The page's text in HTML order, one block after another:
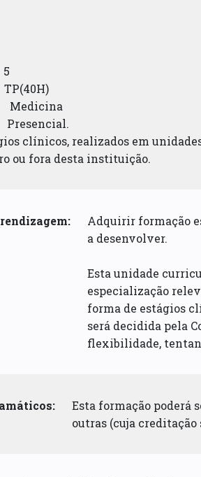
5
TP(40H)
Medicina
Presencial.
clínicos, realizados em
ou fora desta instituição.
Adquirir formação
a desenvolver.
Esta unidade
especialização
forma de estágios
será decidida pela
flexibilidade,
Esta formação poderá
outras (cuja creditação